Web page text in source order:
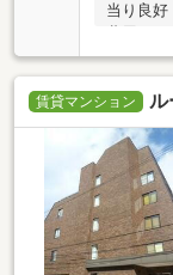
当り良好
賃貸マンション ル